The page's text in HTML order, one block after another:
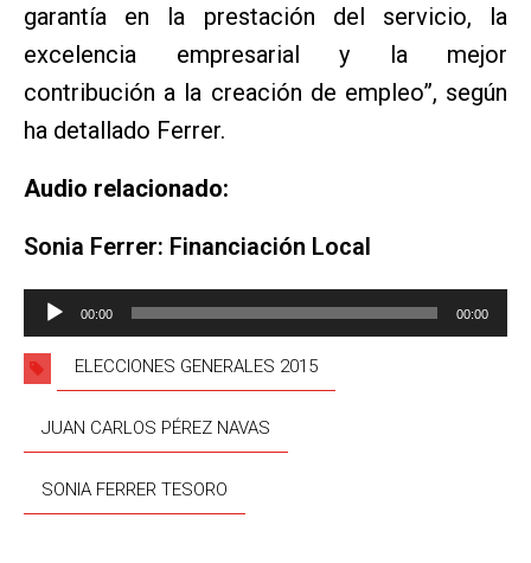
garantía en la prestación del servicio, la
excelencia empresarial y la mejor
contribución a la creación de empleo”, según
ha detallado Ferrer.
Audio relacionado:
Sonia Ferrer: Financiación Local
Reproductor
audio
00:00 00:00
ELECCIONES GENERALES 2015
JUAN CARLOS PÉREZ NAVAS
SONIA FERRER TESORO